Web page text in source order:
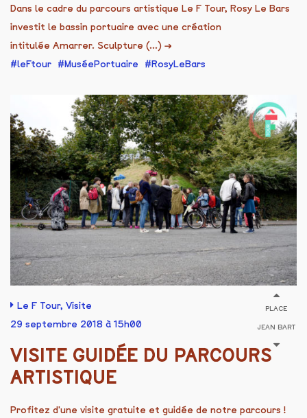
Dans le cadre du parcours artistique Le F Tour, Rosy Le Bars
investit le bassin portuaire avec une création
intitulée Amarrer. Sculpture (...) →
leFtour
MuséePortuaire RosyLeBars
Le F Tour, Visite
29 septembre 2018 à 15h00
PLACE
JEAN BART
VISITE GUIDÉE DU PARCOURS
ARTISTIQUE
Profitez d'une visite gratuite et guidée de notre parcours !